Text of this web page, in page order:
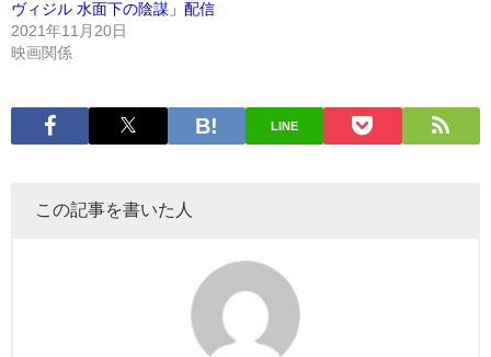
ヴィジル 水面下の陰謀」配信
2021年11月20日
映画関係
LINE
この記事を書いた人